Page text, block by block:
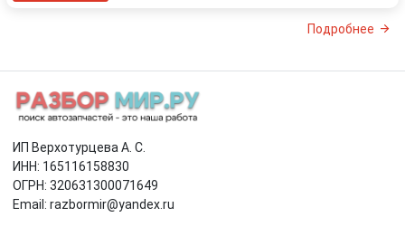
Подробнее
ИП Верхотурцева А. С.
ИНН: 165116158830
ОГРН: 320631300071649
Email: razbormir@yandex.ru